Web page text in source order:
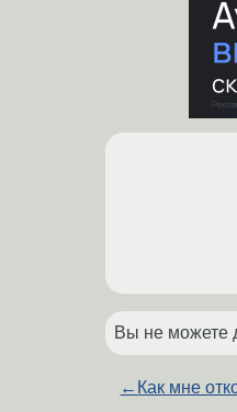
Вы не можете
← Как мне